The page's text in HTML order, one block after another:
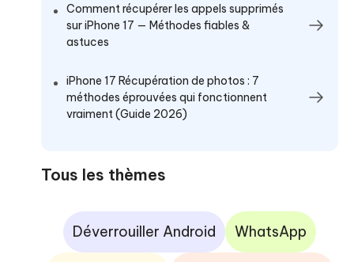
Comment récupérer les appels supprimés
sur iPhone 17 — Méthodes fiables &
astuces
iPhone 17 Récupération de photos : 7
méthodes éprouvées qui fonctionnent
vraiment (Guide 2026)
Tous les thèmes
Déverrouiller Android WhatsApp